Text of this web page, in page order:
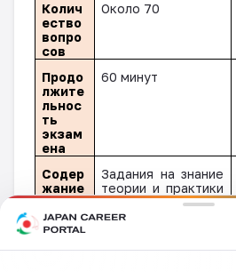
Колич
ество
вопро
сов
Около 70
Продо
лжите
льнос
ть
экзам
ена
60 минут
Содер
жание
экзам
енаци
онных
Задания на знание
теории и практики
по всем аспектам
растениеводства
восприятие на